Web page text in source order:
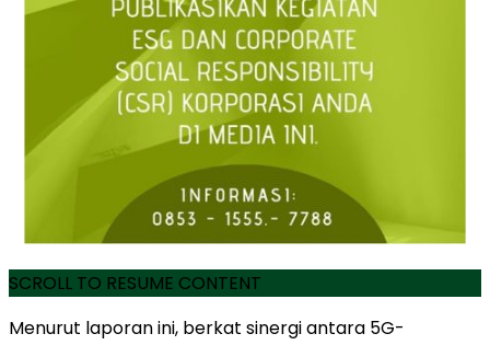
SCROLL TO RESUME CONTENT
Menurut laporan ini, berkat sinergi antara 5G-